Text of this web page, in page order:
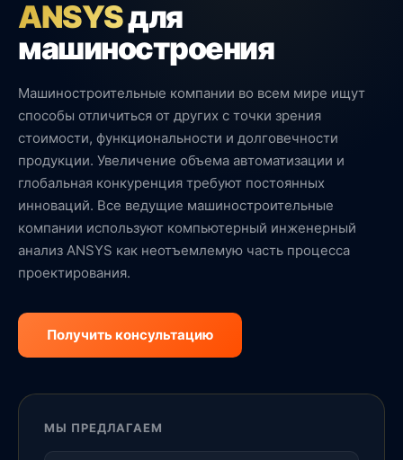
ANSYSдля
машиностроения
Машиностроительные компании во всем мире ищут
способы отличиться от других с точки зрения
стоимости, функциональности и долговечности
продукции. Увеличение объема автоматизации и
глобальная конкуренция требуют постоянных
инноваций. Все ведущие машиностроительные
компании используют компьютерный инженерный
анализ ANSYS как неотъемлемую часть процесса
проектирования.
Получить консультацию
МЫ ПРЕДЛАГАЕМ